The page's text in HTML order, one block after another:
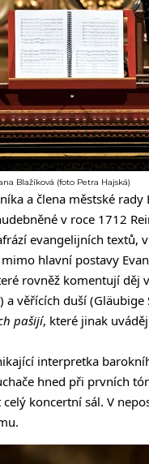
Blažíková (foto Petra Hajská)
a člena městské
v roce 1712
evangelijních textů,
hlavní postavy
rovněž komentují
věřících duší
pašijí, které jinak
interpretka
hned při prvních
koncertní sál. V